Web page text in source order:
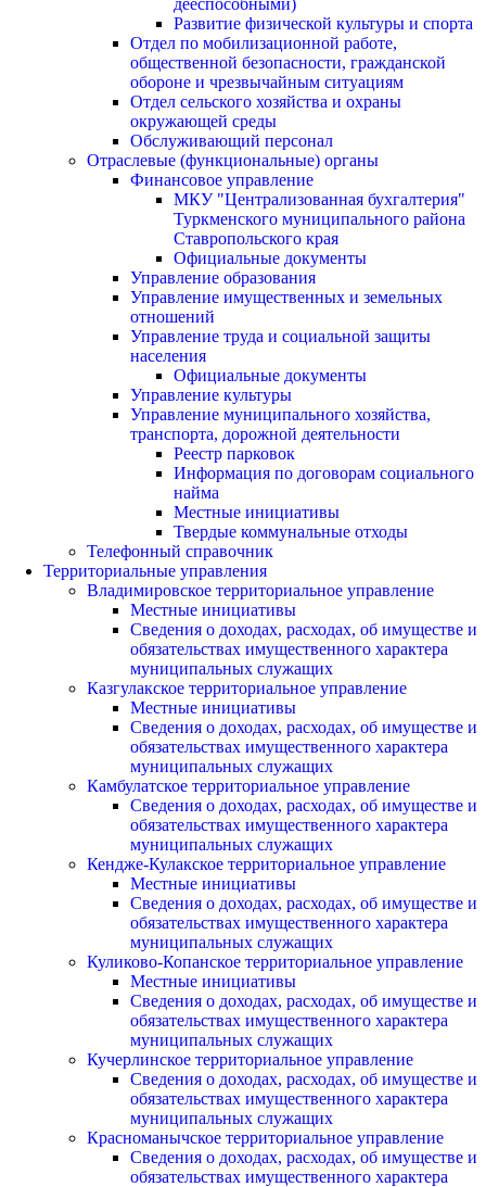
Развитие физической культуры и спорта
Отдел по мобилизационной работе,
общественной безопасности, гражданской
оборонe и чрезвычайным ситуациям
Отдел сельского хозяйства и охраны
окружающей среды
Обслуживающий персонал
Отраслевые (функциональные) органы
Финансовое управление
МКУ "Централизованная бухгалтерия"
Туркменского муниципального района
Ставропольского края
Официальные документы
Управление образования
Управление имущественных и земельных
отношений
Управление труда и социальной защиты
населения
Официальные документы
Управление культуры
Управление муниципального хозяйства,
транспорта, дорожной деятельности
Реестр парковок
Информация по договорам социального
найма
Местные инициативы
Твердые коммунальные отходы
Телефонный справочник
Территориальные управления
Владимировское территориальное управление
Местные инициативы
Сведения о доходах, расходах, об имуществе и
обязательствах имущественного характера
муниципальных служащих
Казгулакское территориальное управление
Местные инициативы
Сведения о доходах, расходах, об имуществе и
обязательствах имущественного характера
муниципальных служащих
Камбулатское территориальное управление
Сведения о доходах, расходах, об имуществе и
обязательствах имущественного характера
муниципальных служащих
Кендже-Кулакское территориальное управление
Местные инициативы
Сведения о доходах, расходах, об имуществе и
обязательствах имущественного характера
муниципальных служащих
Куликово-Копанское территориальное управление
Местные инициативы
Сведения о доходах, расходах, об имуществе и
обязательствах имущественного характера
муниципальных служащих
Кучерлинское территориальное управление
Сведения о доходах, расходах, об имуществе и
обязательствах имущественного характера
муниципальных служащих
Красноманычское территориальное управление
Сведения о доходах, расходах, об имуществе и
обязательствах имущественного характера